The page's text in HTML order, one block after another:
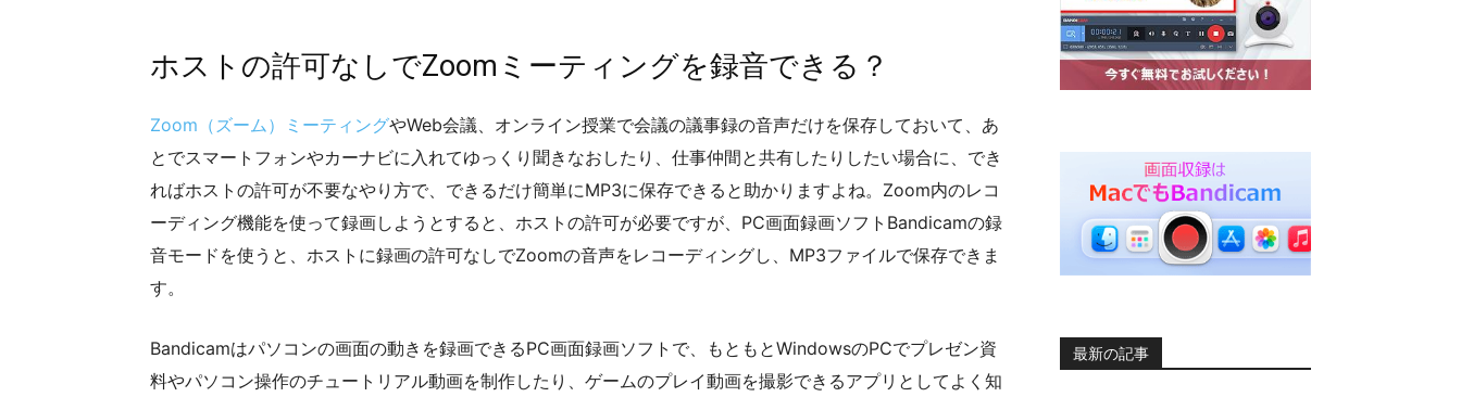
ホストの許可なしでZoomミーティングを録音できる？
Zoom（ズーム）ミーティングやWeb会議、オンライン授業で会議の議事録の音声だけを保存しておいて、あ
とでスマートフォンやカーナビに入れてゆっくり聞きなおしたり、仕事仲間と共有したりしたい場合に、でき
ればホストの許可が不要なやり方で、できるだけ簡単にMP3に保存できると助かりますよね。Zoom内のレコ
ーディング機能を使って録画しようとすると、ホストの許可が必要ですが、PC画面録画ソフトBandicamの録
音モードを使うと、ホストに録画の許可なしでZoomの音声をレコーディングし、MP3ファイルで保存できま
す。
Bandicamはパソコンの画面の動きを録画できるPC画面録画ソフトで、もともとWindowsのPCでプレゼン資
料やパソコン操作のチュートリアル動画を制作したり、ゲームのプレイ動画を撮影できるアプリとしてよく知
最新の記事